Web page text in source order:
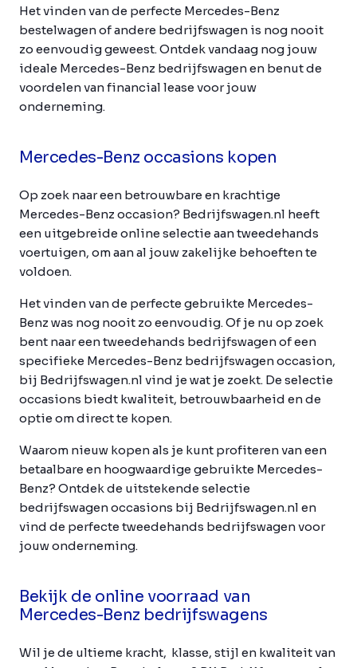
Het vinden van de perfecte Mercedes-Benz
bestelwagen of andere bedrijfswagen is nog nooit
zo eenvoudig geweest. Ontdek vandaag nog jouw
ideale Mercedes-Benz bedrijfswagen en benut de
voordelen van financial lease voor jouw
onderneming.
Mercedes-Benz occasions kopen
Op zoek naar een betrouwbare en krachtige
Mercedes-Benz occasion? Bedrijfswagen.nl heeft
een uitgebreide online selectie aan tweedehands
voertuigen, om aan al jouw zakelijke behoeften te
voldoen.
Het vinden van de perfecte gebruikte Mercedes-
Benz was nog nooit zo eenvoudig. Of je nu op zoek
bent naar een tweedehands bedrijfswagen of een
specifieke Mercedes-Benz bedrijfswagen occasion,
bij Bedrijfswagen.nl vind je wat je zoekt. De selectie
occasions biedt kwaliteit, betrouwbaarheid en de
optie om direct te kopen.
Waarom nieuw kopen als je kunt profiteren van een
betaalbare en hoogwaardige gebruikte Mercedes-
Benz? Ontdek de uitstekende selectie
bedrijfswagen occasions bij Bedrijfswagen.nl en
vind de perfecte tweedehands bedrijfswagen voor
jouw onderneming.
Bekijk de online voorraad van
Mercedes-Benz bedrijfswagens
Wil je de ultieme kracht, klasse, stijl en kwaliteit van